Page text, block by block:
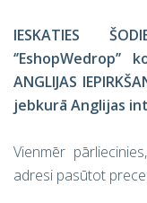
IESKATIES
ANGLIJAS
jebkurā Anglijas
Vienmēr
adresi pasūtot